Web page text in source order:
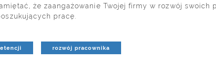
że zaangażowanie Twojej firmy w rozwój swoich
pracę.
rozwój pracownika